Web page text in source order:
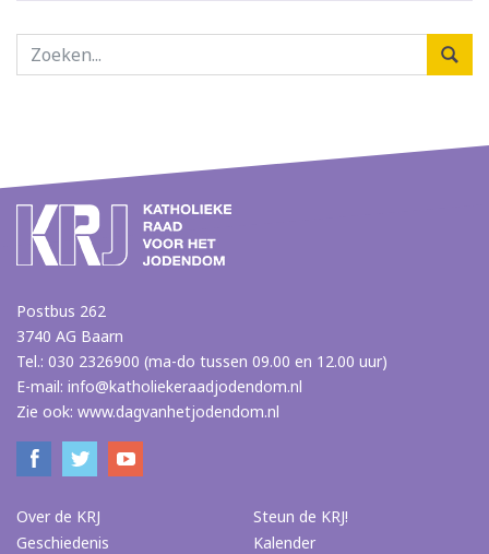
Postbus 262
3740 AG Baarn
Tel.: 030 2326900 (ma-do tussen 09.00 en 12.00 uur)
E-mail: info@katholiekeraadjodendom.nl
Zie ook: www.dagvanhetjodendom.nl
Over de KRJ
Geschiedenis
Steun de KRJ!
Kalender